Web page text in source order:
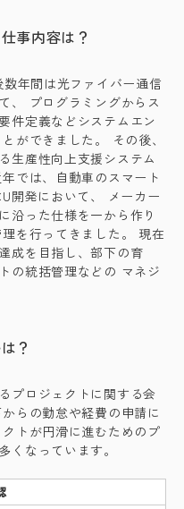
事内容は？
年間は光ファイバー通信
、 プログラミングからス
件定義などシステムエン
ができました。 その後、
生産性向上支援システム
では、自動車のスマート
開発において、 メーカー
沿った仕様を一から作り
を行ってきました。 現在
成を目指し、部下の育
の統括管理などの マネジ
？
プロジェクトに関する会
らの勤怠や経費の申請に
トが円滑に進むためのプ
くなっています。